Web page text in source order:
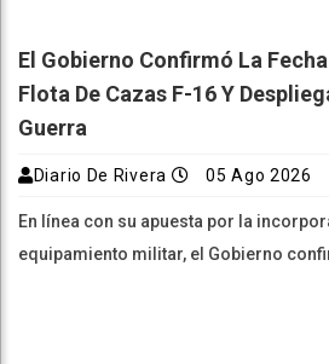
El Gobierno Confirmó La
Flota De Cazas F-16 Y
Guerra
Diario De Rivera 05 Ago 2026
En línea con su apuesta por la
equipamiento militar, el Gobierno